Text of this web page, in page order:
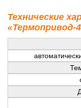
Технические
«Термопривод-